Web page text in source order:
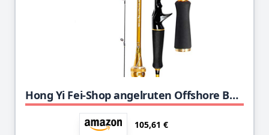
Hong Yi Fei-Shop angelruten Offshore Bootsrute Boot Angelrute Meer Fischerboot Raft Rod Seebarsch Rod Teleskop Angelrute Teleskop-Angelruten (Color : P, Length : 2.1m)
105,61 €